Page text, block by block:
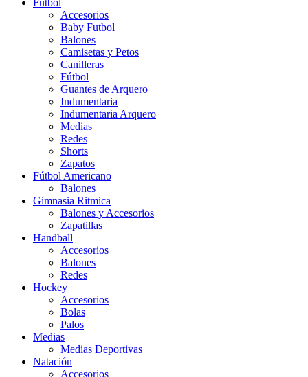
Accesorios
Baby Futbol
Balones
Camisetas y Petos
Canilleras
Fútbol
Guantes de Arquero
Indumentaria
Indumentaria Arquero
Medias
Redes
Shorts
Zapatos
Fútbol Americano
Balones
Gimnasia Ritmica
Balones y Accesorios
Zapatillas
Handball
Accesorios
Balones
Redes
Hockey
Accesorios
Bolas
Palos
Medias
Medias Deportivas
Natación
Accesorios